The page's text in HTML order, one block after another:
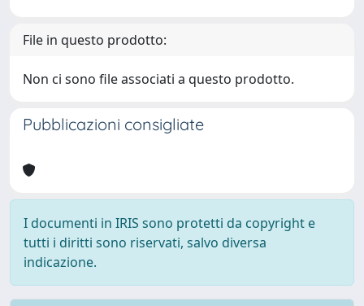
File in questo prodotto:
Non ci sono file associati a questo prodotto.
Pubblicazioni consigliate
I documenti in IRIS sono protetti da copyright e
tutti i diritti sono riservati, salvo diversa
indicazione.